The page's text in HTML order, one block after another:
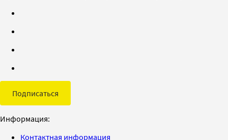
Подписаться
Информация:
Контактная информация